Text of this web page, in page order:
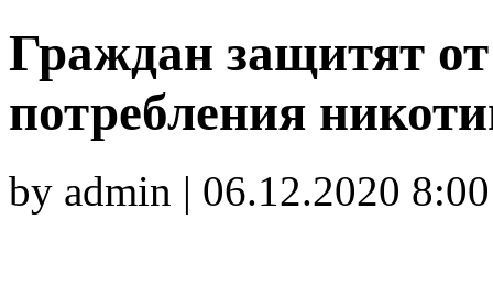
Граждан защитят
потребления
by admin | 06.12.2020